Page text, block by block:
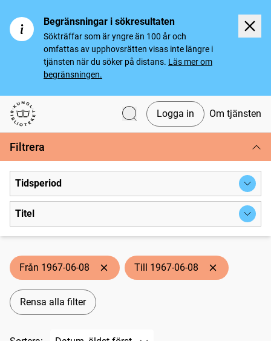
Begränsningar i sökresultaten
Sökträffar som är yngre än 100 år och
omfattas av upphovsrätten visas inte längre i
tjänsten när du söker på distans. Läs mer om
begränsningen.
Svenska tidningar
Logga in Om tjänsten
Filtrera
Tidsperiod
Titel
Från 1967-06-08 Till 1967-06-08
Rensa alla filter